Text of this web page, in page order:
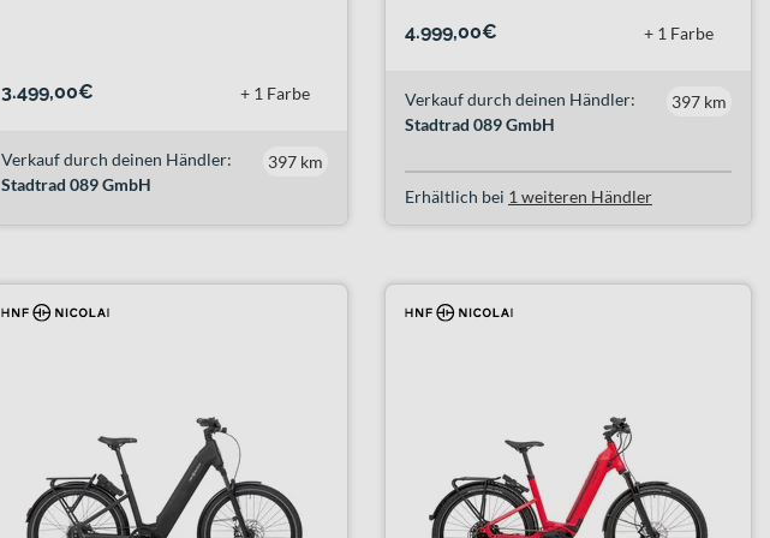
3.499,00€ + 1 Farbe
Verkauf durch deinen Händler:
Stadtrad 089 GmbH
397 km
4.999,00€ + 1 Farbe
Verkauf durch deinen Händler:
Stadtrad 089 GmbH
397 km
Erhältlich bei 1 weiteren Händler